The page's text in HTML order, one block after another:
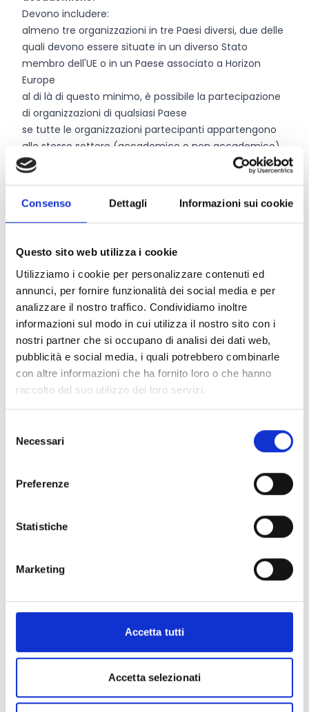
Consenso Dettagli Informazioni sui cookie
Questo sito web utilizza i cookie
Utilizziamo i cookie per personalizzare contenuti ed
annunci, per fornire funzionalità dei social media e per
analizzare il nostro traffico. Condividiamo inoltre
informazioni sul modo in cui utilizza il nostro sito con i
nostri partner che si occupano di analisi dei dati web,
pubblicità e social media, i quali potrebbero combinarle
con altre informazioni che ha fornito loro o che hanno
raccolto dal suo utilizzo dei loro servizi.
delNecessari
Preferenze
Statistiche
Marketing
Accetta tutti
Accetta selezionati
Devono includere:
almeno tre organizzazioni in tre Paesi diversi, due delle
quali devono essere situate in un diverso Stato
membro dell'UE o in un Paese associato a Horizon
Europe
al di là di questo minimo, è possibile la partecipazione
di organizzazioni di qualsiasi Paese
se tutte le organizzazioni partecipanti appartengono
allo stesso settore (accademico o non accademico),
almeno una deve provenire da un Paese terzo non
I singoli membri del personale sono selezionati dalle
rispettive organizzazioni di provenienza per
Il personale finanziato dagli scambi di personale:
può essere
carriera, dai dottorandi ai ricercatori post-dottorato,
nonché personale amministrativo, tecnico o
manageriale coinvolto in attività di ricerca e
innovazione
può esseredi qualsiasi nazionalità
deve essere impegnato o legato ad attività di ricerca
e innovazione presso l'organizzazione di provenienza
per almeno un meseprima del distacco
Entità del contributo
97.920.000 Euro
Quota di cofinanziamento:
persona richiesti
. Per i contributi unitari applicabili, si
vedano le condizioni specifiche per MSCA a pag. 87
Link e Documenti
Pagina web per formulari e documenti
Portale F&T
HE Main Work Programme 2026-2027 – 2. Marie
Linee Guida